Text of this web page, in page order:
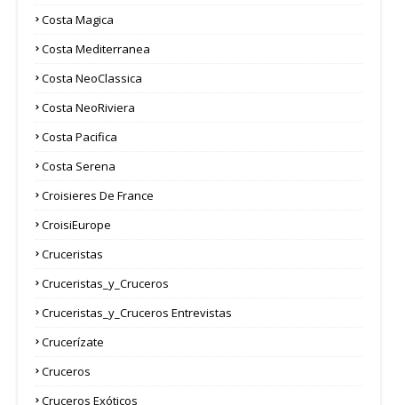
Costa Magica
Costa Mediterranea
Costa NeoClassica
Costa NeoRiviera
Costa Pacifica
Costa Serena
Croisieres De France
CroisiEurope
Cruceristas
Cruceristas_y_Cruceros
Cruceristas_y_Cruceros Entrevistas
Crucerízate
Cruceros
Cruceros Exóticos